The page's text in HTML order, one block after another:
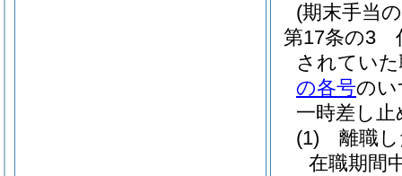
(期末手当
第17条の3
されてい
の各号のい
一時差し
(1)
離職
在職期間